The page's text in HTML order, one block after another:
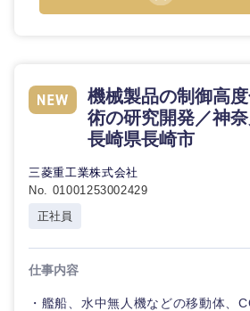
機械製品の制御高
術の研究開発／神
長崎県長崎市
三菱重工業株式会社
No. 01001253002429
正社員
仕事内容
・艦船、水中無人機などの移動体、